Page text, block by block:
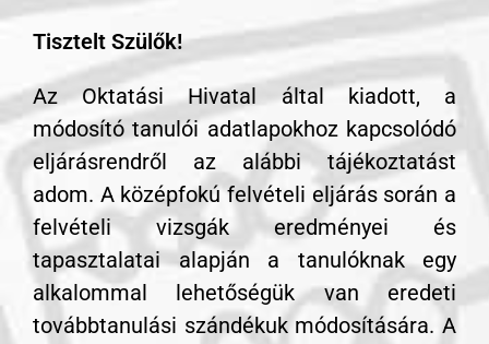
Tisztelt Szülők!
Az Oktatási Hivatal által kiadott, a
módosító tanulói adatlapokhoz kapcsolódó
eljárásrendről az alábbi tájékoztatást
adom. A középfokú felvételi eljárás során a
felvételi vizsgák eredményei és
tapasztalatai alapján a tanulóknak egy
alkalommal lehetőségük van eredeti
továbbtanulási szándékuk módosítására. A